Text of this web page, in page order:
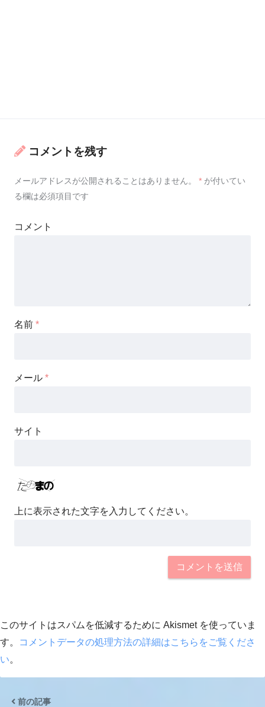
コメントを残す
メールアドレスが公開されることはありません。 * が付いてい
る欄は必須項目です
コメント
名前 *
メール *
サイト
上に表示された文字を入力してください。
このサイトはスパムを低減するために Akismet を使っていま
す。
コメントデータの処理方法の詳細はこちらをご覧くださ
い。
前の記事